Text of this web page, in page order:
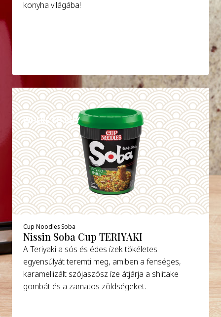
konyha világába!
WHERE TO BUY
DETAILS
Cup Noodles Soba
Nissin Soba Cup TERIYAKI
A Teriyaki a sós és édes ízek tökéletes
egyensúlyát teremti meg, amiben a fenséges,
karamellizált szójaszósz íze átjárja a shiitake
gombát és a zamatos zöldségeket.